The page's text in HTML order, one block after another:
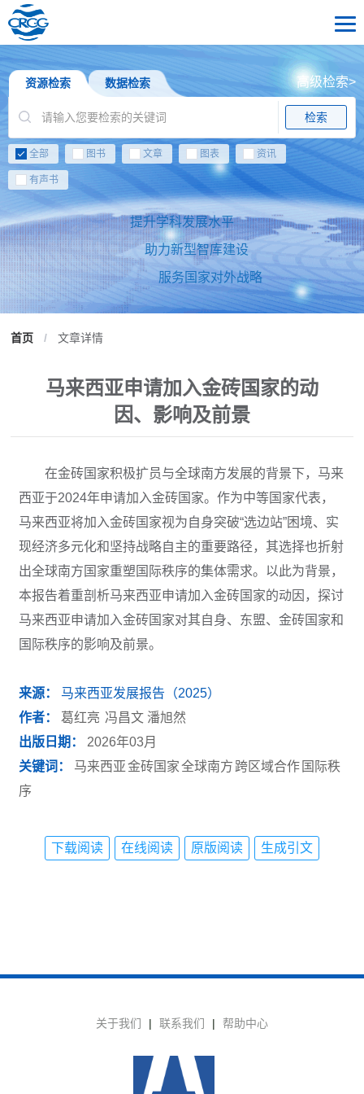
资源检索 数据检索
检索
高级检索>
全部 图书 文章 图表 资讯
有声书
提升学科发展水平
助力新型智库建设
服务国家对外战略
首页 / 文章详情
马来西亚申请加入金砖国家的动
因、影响及前景
在金砖国家积极扩员与全球南方发展的背景下，马来
西亚于2024年申请加入金砖国家。作为中等国家代表，
马来西亚将加入金砖国家视为自身突破“选边站”困境、实
现经济多元化和坚持战略自主的重要路径，其选择也折射
出全球南方国家重塑国际秩序的集体需求。以此为背景，
本报告着重剖析马来西亚申请加入金砖国家的动因，探讨
马来西亚申请加入金砖国家对其自身、东盟、金砖国家和
国际秩序的影响及前景。
来源：
马来西亚发展报告（2025）
作者：
葛红亮 冯昌文 潘旭然
出版日期：
2026年03月
关键词：
马来西亚 金砖国家 全球南方 跨区域合作 国际秩
序
下载阅读 在线阅读 原版阅读 生成引文
关于我们 | 联系我们 | 帮助中心